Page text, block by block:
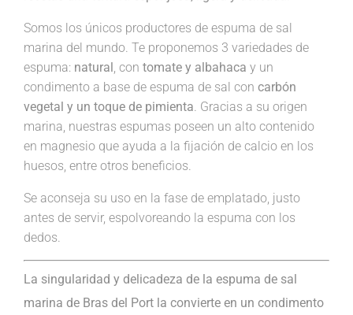
Somos los únicos productores de espuma de sal
marina del mundo. Te proponemos 3 variedades de
espuma: natural, con tomate y albahaca y un
condimento a base de espuma de sal con carbón
vegetal y un toque de pimienta. Gracias a su origen
marina, nuestras espumas poseen un alto contenido
en magnesio que ayuda a la fijación de calcio en los
huesos, entre otros beneficios.
Se aconseja su uso en la fase de emplatado, justo
antes de servir, espolvoreando la espuma con los
dedos.
La singularidad y delicadeza de la espuma de sal
marina de Bras del Port la convierte en un condimento